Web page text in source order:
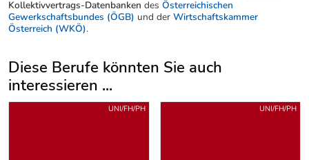
Diese Berufe könnten Sie auch
interessieren ...
Uber weitere Berufsvorschläge
UNI/FH/PH